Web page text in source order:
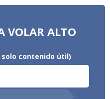
VOLAR ALTO
contenido útil)